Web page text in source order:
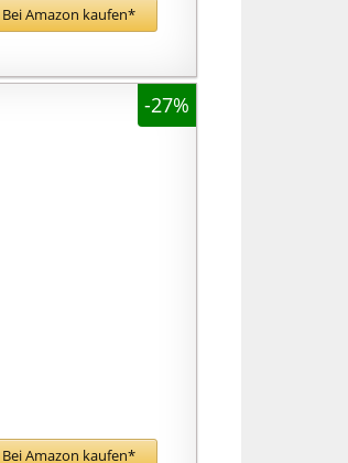
Bei Amazon kaufen*
-27%
Bei Amazon kaufen*